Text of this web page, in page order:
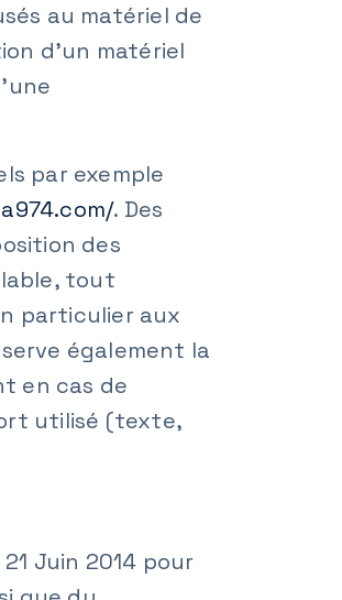
au matériel de
d’un matériel
par exemple
. Des
des
tout
particulier aux
également la
en cas de
utilisé (texte,
Juin 2014 pour